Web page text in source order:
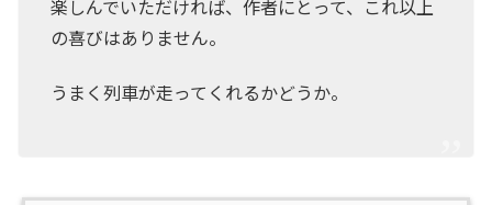
楽しんでいただければ、作者にとって、これ以上
の喜びはありません。
うまく列車が走ってくれるかどうか。